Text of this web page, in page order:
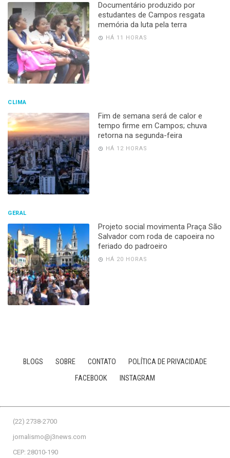
Documentário produzido por
estudantes de Campos resgata
memória da luta pela terra
HÁ 11 HORAS
CLIMA
Fim de semana será de calor e
tempo firme em Campos; chuva
retorna na segunda-feira
HÁ 12 HORAS
GERAL
Projeto social movimenta Praça São
Salvador com roda de capoeira no
feriado do padroeiro
HÁ 20 HORAS
BLOGS SOBRE CONTATO
POLÍTICA DE PRIVACIDADE
FACEBOOK
INSTAGRAM
(22) 2738-2700
jornalismo@j3news.com
CEP: 28010-190